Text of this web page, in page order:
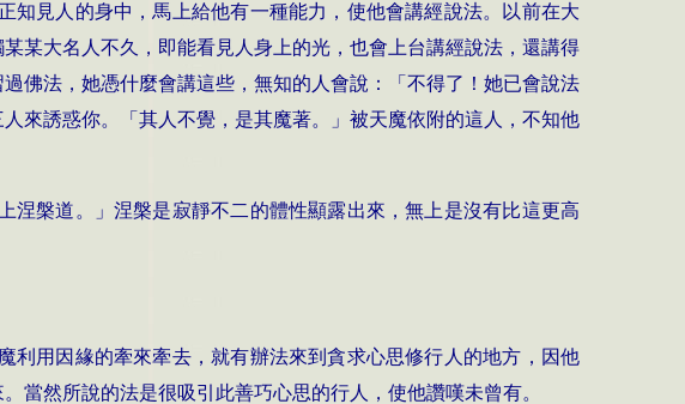
知見人的身中，馬上給他有一種能力，使他會講經說法。以前在大
某大名人不久，即能看見人身上的光，也會上台講經說法，還講得
佛法，她憑什麼會講這些，無知的人會說：「不得了！她已會說法
來誘惑你。「其人不覺，是其魔著。」被天魔依附的這人，不知他
涅槃道。」涅槃是寂靜不二的體性顯露出來，無上是沒有比這更高
用因緣的牽來牽去，就有辦法來到貪求心思修行人的地方，因他
當然所說的法是很吸引此善巧心思的行人，使他讚嘆未曾有。